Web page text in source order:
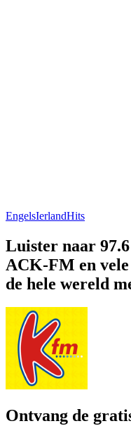
EngelsIerlandHits
Luister naar
ACK-FM en
de hele wereld
Ontvang de